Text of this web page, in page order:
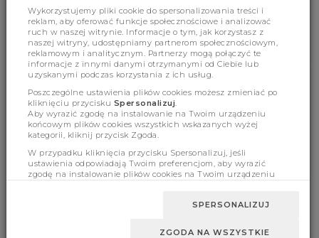
Cechy produktu
Wykorzystujemy pliki cookie do spersonalizowania treści i
reklam, aby oferować funkcje społecznościowe i analizować
ruch w naszej witrynie. Informacje o tym, jak korzystasz z
naszej witryny, udostępniamy partnerom społecznościowym,
reklamowym i analitycznym. Partnerzy mogą połączyć te
informacje z innymi danymi otrzymanymi od Ciebie lub
uzyskanymi podczas korzystania z ich usług.
Poszczególne ustawienia plików cookies możesz zmieniać po
kliknięciu przycisku Spersonalizuj
Aby wyrazić zgodę na instalowanie na Twoim urządzeniu
końcowym plików cookies wszystkich wskazanych wyżej
kategorii, kliknij przycisk Zgoda.
W przypadku kliknięcia przycisku Spersonalizuj, jeśli
ustawienia odpowiadają Twoim preferencjom, aby wyrazić
zgodę na instalowanie plików cookies na Twoim urządzeniu
SPERSONALIZUJ
ZGODA NA WSZYSTKIE